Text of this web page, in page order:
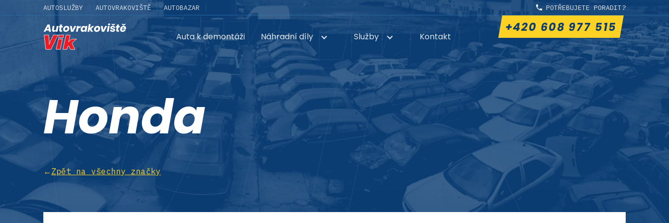
AUTOSLUŽBY AUTOVRAKOVIŠTĚ AUTOBAZAR POTŘEBUJETE PORADIT?
Auta k demontáži Náhradní díly Služby Kontakt
+420 608 977 515
Honda
Zpět na všechny značky
←